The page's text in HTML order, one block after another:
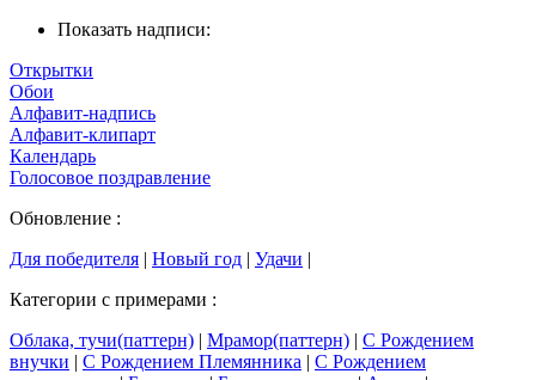
Показать надписи:
Открытки
Обои
Алфавит-надпись
Алфавит-клипарт
Календарь
Голосовое поздравление
Обновление :
Для победителя | Новый год | Удачи |
Категории с примерами :
Облака, тучи(паттерн) | Мрамор(паттерн) | С Рождением
внучки | С Рождением Племянника | С Рождением